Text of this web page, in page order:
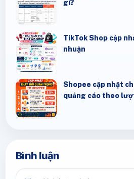
gì?
TikTok Shop cập
nhuận
Shopee cập nhật
quảng cáo theo
Bình luận